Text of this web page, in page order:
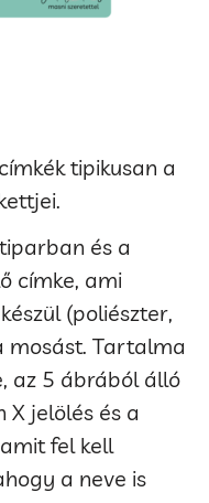
tipikusan a
és a
címke, ami
(poliészter,
mosást. Tartalma
az 5 ábrából álló
X jelölés és a
fel kell
a neve is